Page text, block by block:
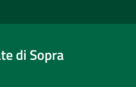
di Sopra